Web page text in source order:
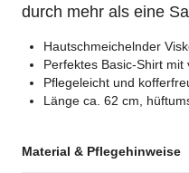
durch mehr als eine
Hautschmeichelnder
Perfektes Basic-Shirt
Pflegeleicht und
Länge ca. 62 cm,
Material & Pflegehinweise